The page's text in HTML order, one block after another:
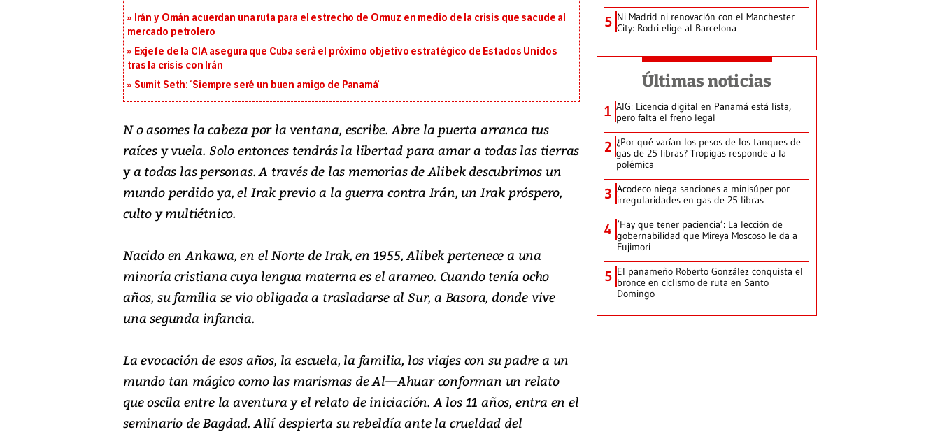
Irán y Omán acuerdan una ruta para el estrecho de Ormuz en medio de la crisis que sacude al
mercado petrolero
Exjefe de la CIA asegura que Cuba será el próximo objetivo estratégico de Estados Unidos
tras la crisis con Irán
Sumit Seth: ‘Siempre seré un buen amigo de Panamá’
N o asomes la cabeza por la ventana, escribe. Abre la puerta arranca tus
raíces y vuela. Solo entonces tendrás la libertad para amar a todas las tierras
y a todas las personas. A través de las memorias de Alibek descubrimos un
mundo perdido ya, el Irak previo a la guerra contra Irán, un Irak próspero,
culto y multiétnico.
Nacido en Ankawa, en el Norte de Irak, en 1955, Alibek pertenece a una
minoría cristiana cuya lengua materna es el arameo. Cuando tenía ocho
años, su familia se vio obligada a trasladarse al Sur, a Basora, donde vive
una segunda infancia.
La evocación de esos años, la escuela, la familia, los viajes con su padre a un
mundo tan mágico como las marismas de Al—Ahuar conforman un relato
que oscila entre la aventura y el relato de iniciación. A los 11 años, entra en el
seminario de Bagdad. Allí despierta su rebeldía ante la crueldad del
5 Ni Madrid ni renovación con el Manchester
City: Rodri elige al Barcelona
Últimas noticias
1 AIG: Licencia digital en Panamá está lista,
pero falta el freno legal
2 ¿Por qué varían los pesos de los tanques de
gas de 25 libras? Tropigas responde a la
polémica
3 Acodeco niega sanciones a minisúper por
irregularidades en gas de 25 libras
4 ‘Hay que tener paciencia’: La lección de
gobernabilidad que Mireya Moscoso le da a
Fujimori
5 El panameño Roberto González conquista el
bronce en ciclismo de ruta en Santo
Domingo